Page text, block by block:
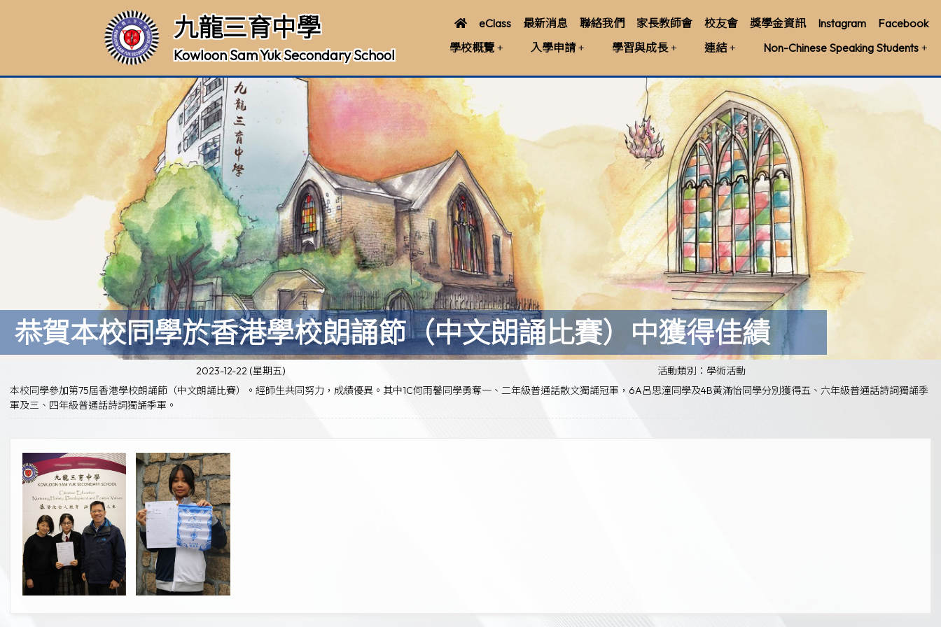
九龍三育中學
Kowloon Sam Yuk Secondary School
eClass 最新消息 聯絡我們 家長教師會 校友會 獎學金資訊 Instagram
Facebook
學校概覽
入學申請 學習與成長 連結 Non-Chinese Speaking Students
恭賀本校同學於香港學校朗誦節（中文朗誦比賽）中獲得佳績
2023-12-22 (星期五)
活動類別：學術活動
本校同學參加第75屆香港學校朗誦節（中文朗誦比賽）。經師生共同努力，成績優異。其中1C何雨馨同學勇奪一、二年級普通話散文獨誦冠軍，6A呂思潼同學及4B黃滿怡同學分別獲得五、六年級普通話詩詞獨誦季
軍及三、四年級普通話詩詞獨誦季軍。